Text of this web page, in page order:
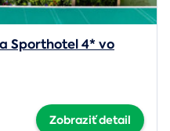
Sporthotel 4* vo
Zobraziť detail